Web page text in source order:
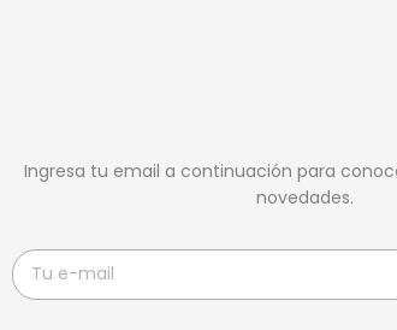
Ingresa tu email a continuación para
novedades.